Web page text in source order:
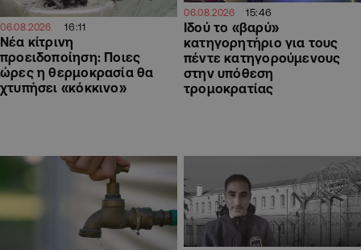
06.08.2026 16:11
Νέα κίτρινη
προειδοποίηση: Ποιες
ώρες η θερμοκρασία θα
χτυπήσει «κόκκινο»
06.08.2026 15:46
Ιδού το «βαρύ»
κατηγορητήριο για τους
πέντε κατηγορούμενους
στην υπόθεση
τρομοκρατίας